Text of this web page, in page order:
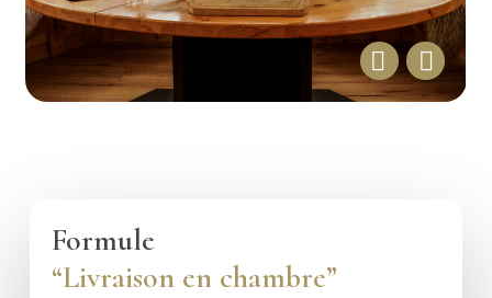
Formule
“Livraison en chambre”